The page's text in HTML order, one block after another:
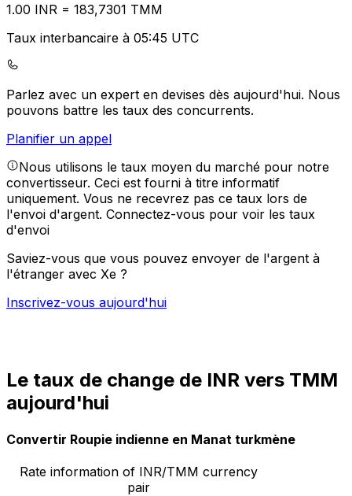
1.00 INR = 183,7301 TMM
Taux interbancaire à 05:45 UTC
Parlez avec un expert en devises dès aujourd'hui. Nous
pouvons battre les taux des concurrents.
Planifier un appel
Nous utilisons le taux moyen du marché pour notre
convertisseur. Ceci est fourni à titre informatif
uniquement. Vous ne recevrez pas ce taux lors de
l'envoi d'argent. Connectez-vous pour voir les taux
d'envoi
Saviez-vous que vous pouvez envoyer de l'argent à
l'étranger avec Xe ?
Inscrivez-vous aujourd'hui
Le taux de change de INR vers TMM
aujourd'hui
Convertir Roupie indienne en Manat turkmène
Rate information of INR/TMM currency
pair